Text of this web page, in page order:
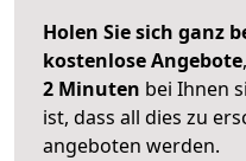
Holen Sie sich ganz
kostenlose Angebote
2 Minuten bei Ihnen
ist, dass all dies zu
angeboten werden.